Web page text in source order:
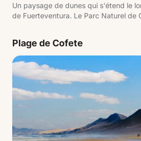
Un paysage de dunes qui s'étend le
de Fuerteventura. Le Parc Naturel de
Plage de Cofete